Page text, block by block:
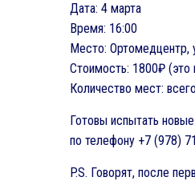
Дата: 4 марта
Время: 16:00
Место: Ортомедцентр,
Стоимость: 1800₽ (это
Количество мест:
Готовы испытать
по телефону +7 (978)
P.S. Говорят, после